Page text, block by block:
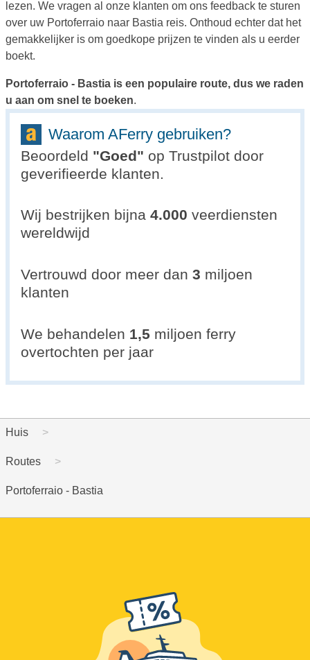
lezen. We vragen al onze klanten om ons feedback te sturen
over uw Portoferraio naar Bastia reis. Onthoud echter dat het
gemakkelijker is om goedkope prijzen te vinden als u eerder
boekt.
Portoferraio - Bastia is een populaire route, dus we raden
u aan om snel te boeken.
Waarom AFerry gebruiken?
Beoordeld "Goed" op Trustpilot door
geverifieerde klanten.
Wij bestrijken bijna 4.000 veerdiensten
wereldwijd
Vertrouwd door meer dan 3 miljoen
klanten
We behandelen 1,5 miljoen ferry
overtochten per jaar
Huis
Routes
Portoferraio - Bastia